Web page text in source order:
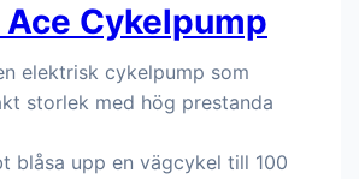
Cykelpump
elektrisk cykelpump som
storlek med hög prestanda
blåsa upp en vägcykel till 100